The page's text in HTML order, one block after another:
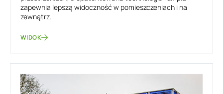
zapewnia lepszą widoczność w pomieszczeniach i na
zewnątrz.
WIDOK